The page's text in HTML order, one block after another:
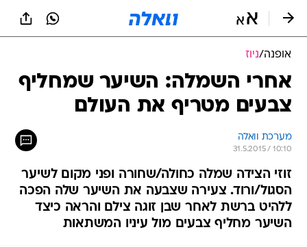
אופנה/ניוז
אחרי השמלה: השיער שמחליף
צבעים מטריף את העולם
מערכת וואלה
31.5.2015 / 10:10
זוזי הצידה שמלה כחולה/שחורה ופני מקום לשיער
הסגול/ורוד. צעירה שצבעה את השיער שלה הפכה
ללהיט ברשת לאחר שבן זוגה צילם והראה כיצד
השיער מחליף צבעים מול עיניו המשתאות